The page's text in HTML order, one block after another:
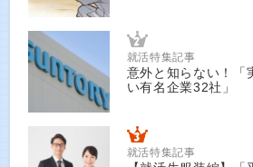
就活特集記事
意外と知らない！「
い有名企業32社」
就活特集記事